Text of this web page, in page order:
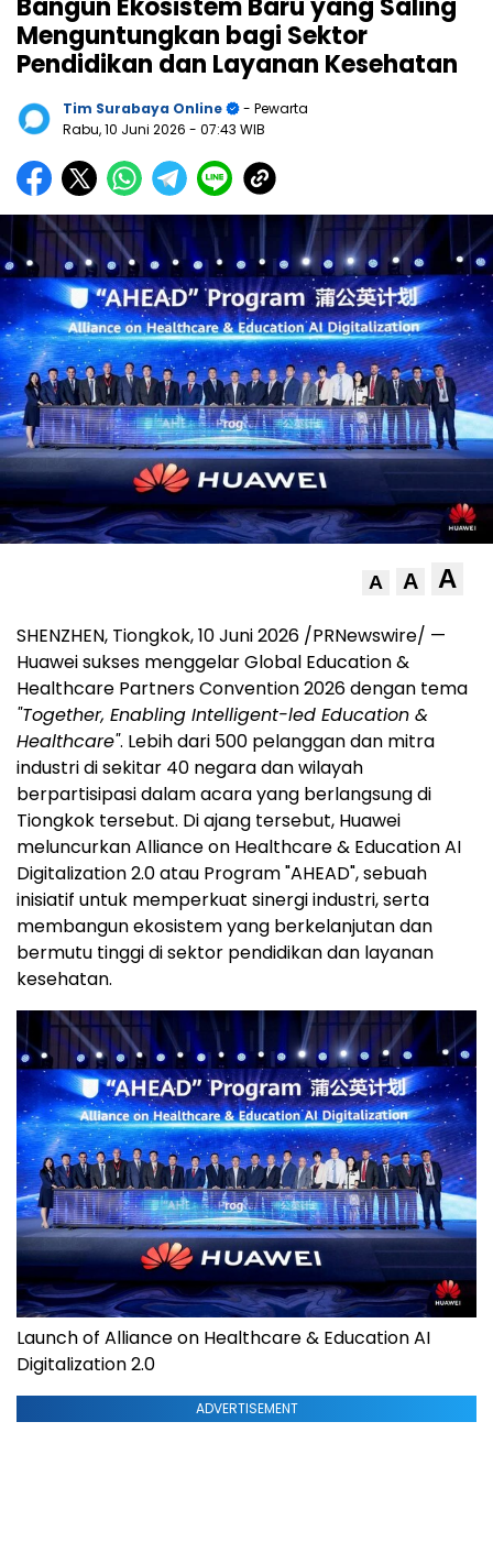
Bangun Ekosistem Baru yang Saling
Menguntungkan bagi Sektor
Pendidikan dan Layanan Kesehatan
Tim Surabaya Online
- Pewarta
Rabu, 10 Juni 2026 - 07:43 WIB
A A A
SHENZHEN, Tiongkok, 10 Juni 2026 /PRNewswire/ —
Huawei sukses menggelar Global Education &
Healthcare Partners Convention 2026 dengan tema
"Together, Enabling Intelligent-led Education &
Healthcare". Lebih dari 500 pelanggan dan mitra
industri di sekitar 40 negara dan wilayah
berpartisipasi dalam acara yang berlangsung di
Tiongkok tersebut. Di ajang tersebut, Huawei
meluncurkan Alliance on Healthcare & Education AI
Digitalization 2.0 atau Program "AHEAD", sebuah
inisiatif untuk memperkuat sinergi industri, serta
membangun ekosistem yang berkelanjutan dan
bermutu tinggi di sektor pendidikan dan layanan
kesehatan.
Launch of Alliance on Healthcare & Education AI
Digitalization 2.0
ADVERTISEMENT